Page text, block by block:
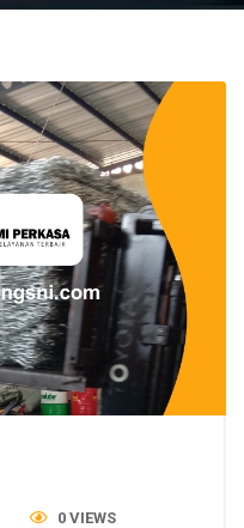
0 VIEWS